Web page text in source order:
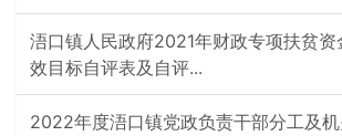
浯口镇人民政府2021年财政专项扶贫资
效目标自评表及自评...
2022年度浯口镇党政负责干部分工及